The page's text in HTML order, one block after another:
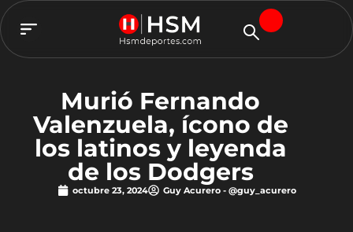
Murió Fernando
Valenzuela, ícono de
los latinos y leyenda
de los Dodgers
octubre 23, 2024 Guy Acurero - @guy_acurero